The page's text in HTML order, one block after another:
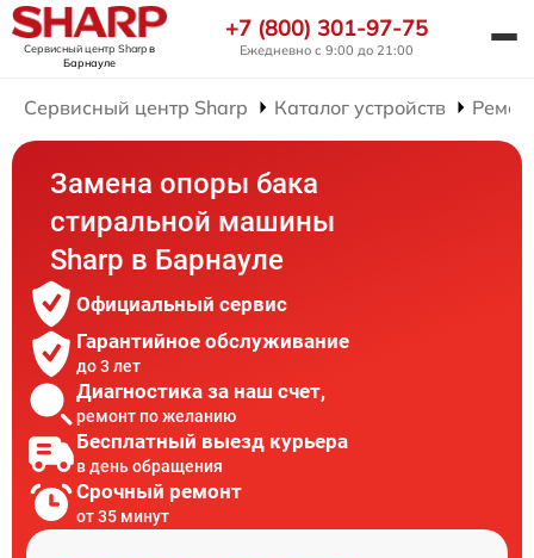
Сервисный центр Sharpв
Барнауле
+7 (800) 301-97-75
Ежедневно с 9:00 до 21:00
Сервисный центр Sharp Каталог устройств
Замена опоры бака
стиральной машины
Sharp в Барнауле
Официальный сервис
Гарантийное обслуживание
до 3 лет
Диагностика за наш счет,
ремонт по желанию
Бесплатный выезд курьера
в день обращения
Срочный ремонт
от 35 минут